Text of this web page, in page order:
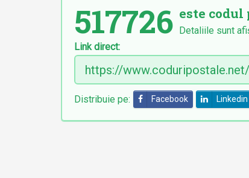
517726 este
Detaliile sunt
Link direct:
Distribuie pe: Facebook Linkedin